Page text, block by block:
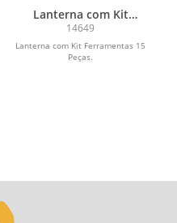
Lanterna com Kit
Ferramentas 15 Peças
14649
Lanterna com Kit Ferramentas 15
Peças.